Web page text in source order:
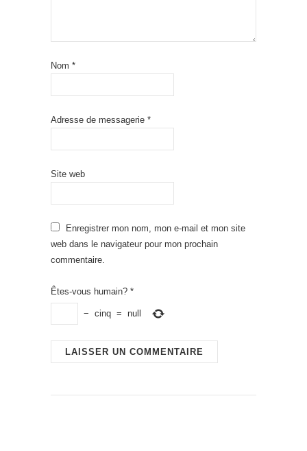
Nom *
Adresse de messagerie *
Site web
Enregistrer mon nom, mon e-mail et mon site
web dans le navigateur pour mon prochain
commentaire.
Êtes-vous humain? *
− cinq = null